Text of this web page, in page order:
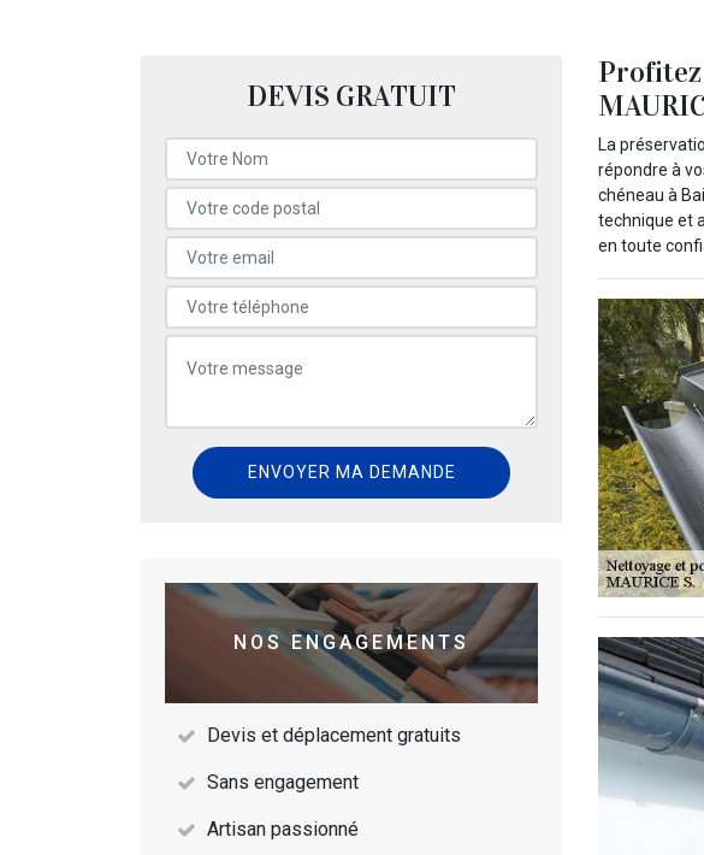
DEVIS GRATUIT
NOS ENGAGEMENTS
Devis et déplacement gratuits
Sans engagement
Artisan passionné
Profitez
La
répondre à
chéneau à
technique et
en toute